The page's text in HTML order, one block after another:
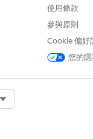
使用條款
參與原則
Cookie 偏好
您的